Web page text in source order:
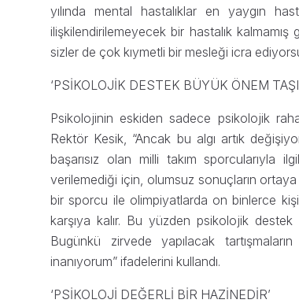
yılında mental hastalıklar en yaygın
ilişkilendirilemeyecek bir hastalık
sizler de çok kıymetli bir mesleği icra
‘PSİKOLOJİK DESTEK BÜYÜK ÖNEM
Psikolojinin eskiden sadece psikolojik
Rektör Kesik, “Ancak bu algı artık
başarısız olan milli takım sporcularıyla
verilemediği için, olumsuz sonuçların
bir sporcu ile olimpiyatlarda on binlerce
karşıya kalır. Bu yüzden psikolojik
Bugünkü zirvede yapılacak
inanıyorum” ifadelerini kullandı.
‘PSİKOLOJİ DEĞERLİ BİR HAZİNEDİR’